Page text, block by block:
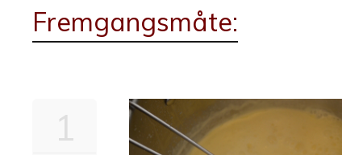
Fremgangsmåte:
1